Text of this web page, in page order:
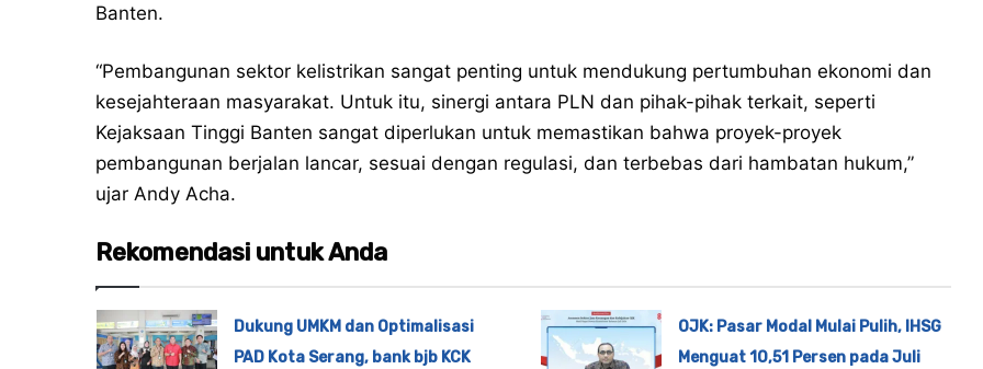
Banten.
“Pembangunan sektor kelistrikan sangat penting untuk mendukung pertumbuhan ekonomi dan
kesejahteraan masyarakat. Untuk itu, sinergi antara PLN dan pihak-pihak terkait, seperti
Kejaksaan Tinggi Banten sangat diperlukan untuk memastikan bahwa proyek-proyek
pembangunan berjalan lancar, sesuai dengan regulasi, dan terbebas dari hambatan hukum,”
ujar Andy Acha.
Rekomendasi untuk Anda
Dukung UMKM dan Optimalisasi
PAD Kota Serang, bank bjb KCK
OJK: Pasar Modal Mulai Pulih, IHSG
Menguat 10,51 Persen pada Juli